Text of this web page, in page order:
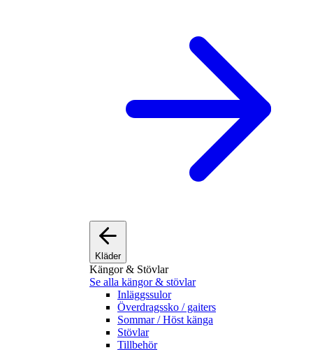
Kläder
Kängor & Stövlar
Se alla kängor & stövlar
Inläggssulor
Överdragssko / gaiters
Sommar / Höst känga
Stövlar
Tillbehör